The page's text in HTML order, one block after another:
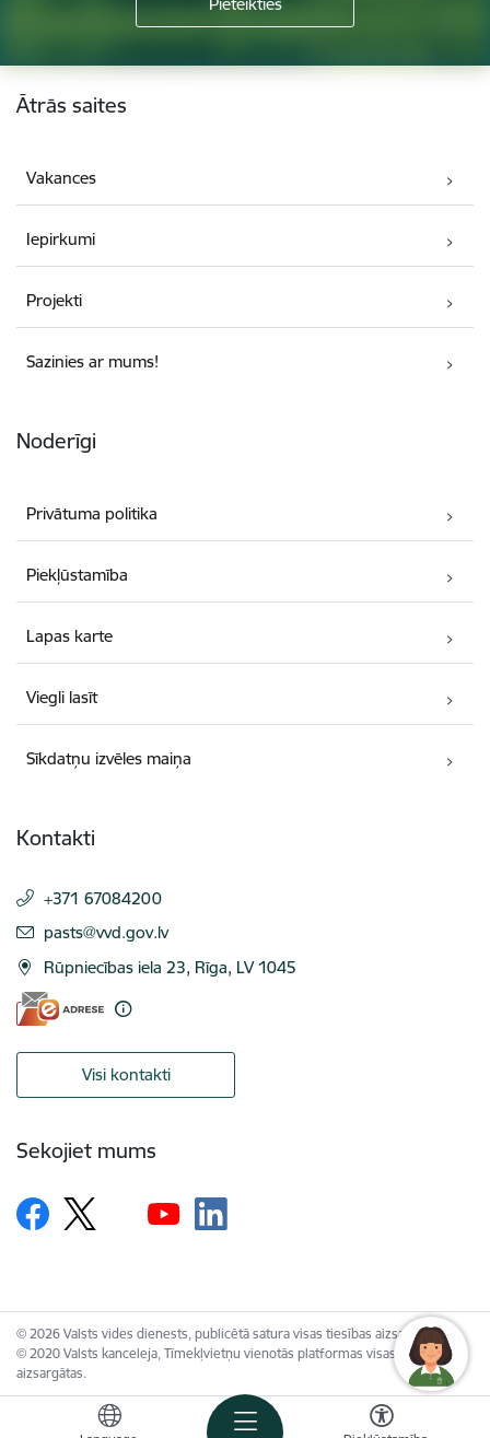
Kājene
Ātrās saites
Vakances
Iepirkumi
Projekti
Sazinies ar mums!
Noderīgi
Privātuma politika
Piekļūstamība
Lapas karte
Viegli lasīt
Sīkdatņu izvēles maiņa
Kontakti
+371 67084200
E-pasts:
pasts@vvd.gov.lv
Rūpniecības iela 23, Rīga, LV 1045
Visi kontakti
Sekojiet mums
© 2026 Valsts vides dienests, publicētā satura visas tiesības aizsargātas.
© 2020 Valsts kanceleja, Tīmekļvietņu vienotās platformas visas tiesības
aizsargātas.